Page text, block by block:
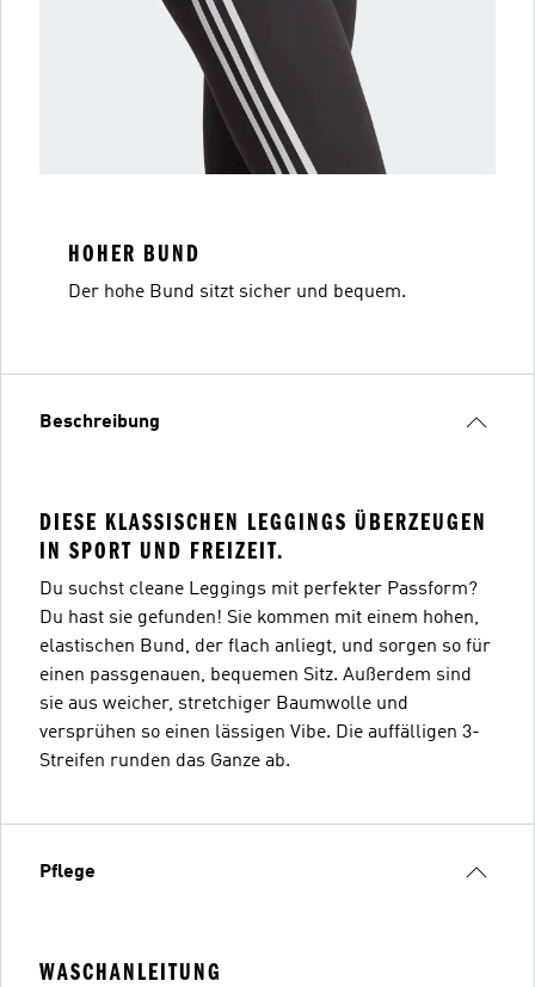
HOHER BUND
Der hohe Bund sitzt sicher und bequem.
Beschreibung
DIESE KLASSISCHEN LEGGINGS ÜBERZEUGEN
IN SPORT UND FREIZEIT.
Du suchst cleane Leggings mit perfekter Passform?
Du hast sie gefunden! Sie kommen mit einem hohen,
elastischen Bund, der flach anliegt, und sorgen so für
einen passgenauen, bequemen Sitz. Außerdem sind
sie aus weicher, stretchiger Baumwolle und
versprühen so einen lässigen Vibe. Die auffälligen 3-
Streifen runden das Ganze ab.
Pflege
WASCHANLEITUNG